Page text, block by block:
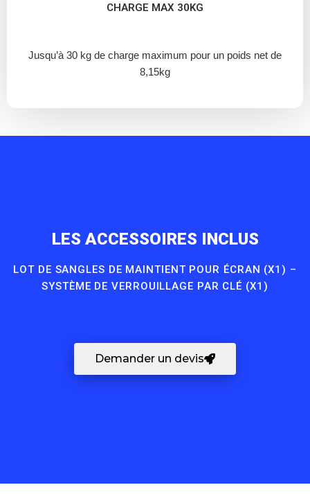
CHARGE MAX 30KG
Jusqu’à 30 kg de charge maximum pour un poids net de
8,15kg
LES ACCESSOIRES INCLUS
LOT DE SANGLES DE MAINTIENT POUR ÉCRAN (X1) –
SYSTÈME DE VERROUILLAGE PAR CLÉ (X1)
Demander un devis